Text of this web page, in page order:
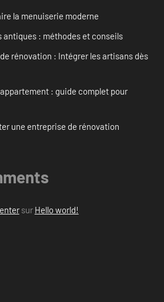
la menuiserie moderne
antiques : méthodes et conseils
rénovation : Intégrer les artisans dès
: guide complet pour
une entreprise de rénovation
sur Hello world!